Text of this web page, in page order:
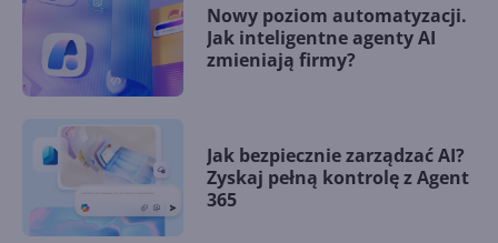
Nowy poziom automatyzacji.
Jak inteligentne agenty AI
zmieniają firmy?
Jak bezpiecznie zarządzać AI?
Zyskaj pełną kontrolę z Agent
365